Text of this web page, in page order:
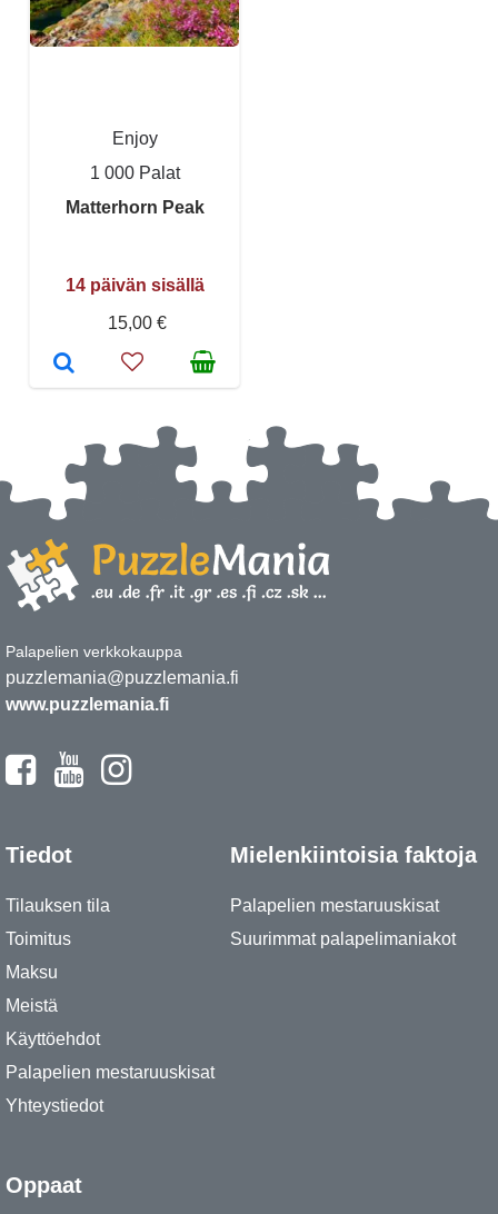
Enjoy
1 000 Palat
Matterhorn Peak
14 päivän sisällä
15,00 €
Palapelien verkkokauppa
puzzlemania@puzzlemania.fi
www.puzzlemania.fi
Tiedot
Tilauksen tila
Toimitus
Maksu
Meistä
Käyttöehdot
Palapelien mestaruuskisat
Yhteystiedot
Mielenkiintoisia faktoja
Palapelien mestaruuskisat
Suurimmat palapelimaniakot
Oppaat